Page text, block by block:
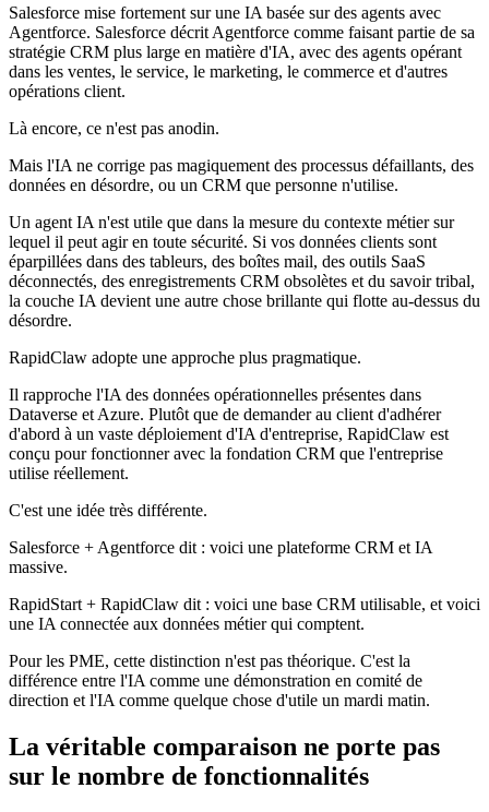
Salesforce mise fortement sur une IA basée sur des agents avec
Agentforce. Salesforce décrit Agentforce comme faisant partie de sa
stratégie CRM plus large en matière d'IA, avec des agents opérant
dans les ventes, le service, le marketing, le commerce et d'autres
opérations client.
Là encore, ce n'est pas anodin.
Mais l'IA ne corrige pas magiquement des processus défaillants, des
données en désordre, ou un CRM que personne n'utilise.
Un agent IA n'est utile que dans la mesure du contexte métier sur
lequel il peut agir en toute sécurité. Si vos données clients sont
éparpillées dans des tableurs, des boîtes mail, des outils SaaS
déconnectés, des enregistrements CRM obsolètes et du savoir tribal,
la couche IA devient une autre chose brillante qui flotte au-dessus du
désordre.
RapidClaw adopte une approche plus pragmatique.
Il rapproche l'IA des données opérationnelles présentes dans
Dataverse et Azure. Plutôt que de demander au client d'adhérer
d'abord à un vaste déploiement d'IA d'entreprise, RapidClaw est
conçu pour fonctionner avec la fondation CRM que l'entreprise
utilise réellement.
C'est une idée très différente.
Salesforce + Agentforce dit : voici une plateforme CRM et IA
massive.
RapidStart + RapidClaw dit : voici une base CRM utilisable, et voici
une IA connectée aux données métier qui comptent.
Pour les PME, cette distinction n'est pas théorique. C'est la
différence entre l'IA comme une démonstration en comité de
direction et l'IA comme quelque chose d'utile un mardi matin.
La véritable comparaison ne porte pas
sur le nombre de fonctionnalités